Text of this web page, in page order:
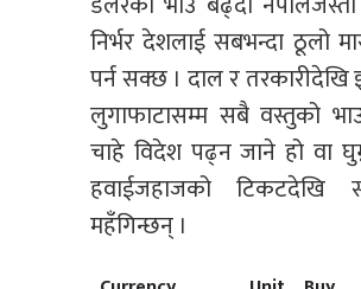
निर्भर देशलाई सबभन्दा ठूलो
पर्न सक्छ । दाल र तरकारीदेखि
लुगाफाटासम्म सबै वस्तुको
चाहे विदेश पढ्न जाने हो वा
हवाईजहाजको
महँगिन्छन् ।